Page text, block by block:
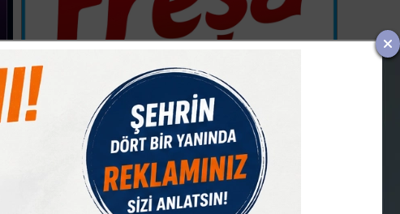
DOLAR
EURO
GRAM ALTIN